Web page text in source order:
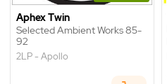
Aphex Twin
Selected Ambient Works 85-
92
2LP - Apollo